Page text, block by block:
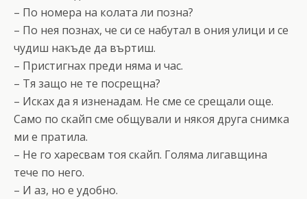
– По номера на колата ли позна?
– По нея познах, че си се набутал в ония улици и се
чудиш накъде да въртиш.
– Пристигнах преди няма и час.
– Тя защо не те посрещна?
– Исках да я изненадам. Не сме се срещали още.
Само по скайп сме общували и някоя друга снимка
ми е пратила.
– Не го харесвам тоя скайп. Голяма лигавщина
тече по него.
– И аз, но е удобно.